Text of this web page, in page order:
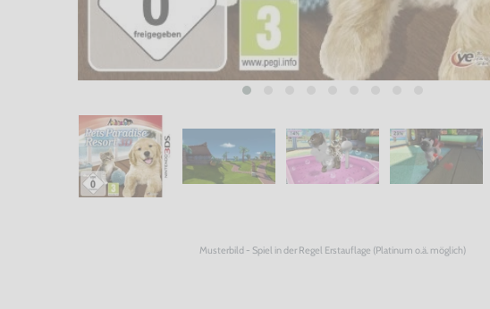
Musterbild - Spiel in der Regel Erstauflage (Platinum o.ä. möglich)